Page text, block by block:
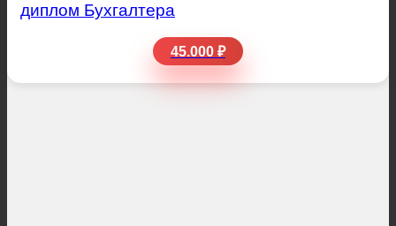
диплом Бухгалтера
45.000 ₽